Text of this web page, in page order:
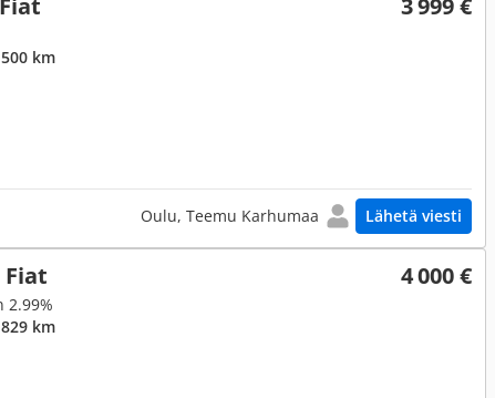
3 999 €
km
Oulu, Teemu Karhumaa Lähetä viesti
4 000 €
2.99%
km